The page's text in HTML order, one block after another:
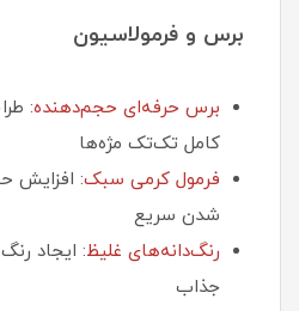
برس و فرمولاسیون
برس حرفه‌ای حجم‌دهنده:
کامل تک‌تک مژه‌ها
فرمول کرمی سبک: افزایش
شدن سریع
رنگ‌دانه‌های غلیظ: ایجاد
جذاب